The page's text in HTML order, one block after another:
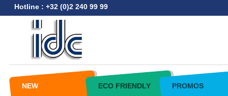
Hotline : +32 (0)2 240 99 99
NEW ECO FRIENDLY PROMOS